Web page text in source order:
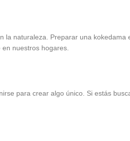
naturaleza. Preparar una
nuestros hogares.
para crear algo único. Si estás